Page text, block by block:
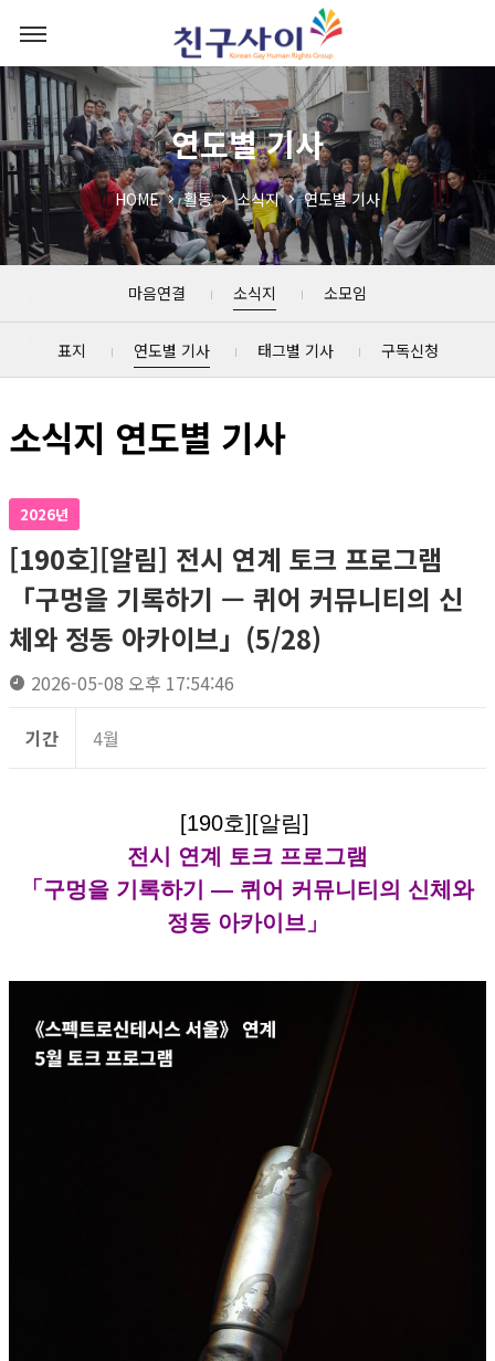
연도별 기사
HOME 활동 소식지 연도별 기사
마음연결 소식지 소모임
표지 연도별 기사 태그별 기사 구독신청
소식지 연도별 기사
2026년
[190호][알림] 전시 연계 토크 프로그램
「구멍을 기록하기 — 퀴어 커뮤니티의 신
체와 정동 아카이브」(5/28)
2026-05-08 오후 17:54:46
기간 4월
[190호][알림]
전시 연계 토크 프로그램
「구멍을 기록하기 — 퀴어 커뮤니티의 신체와
정동 아카이브」